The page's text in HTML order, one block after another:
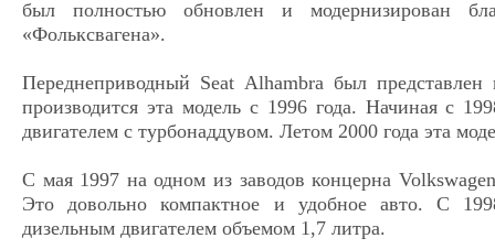
был полностью обновлен и модернизирован
«Фольксвагена».
Переднеприводный Seat Alhambra был
производится эта модель с 1996 года. Начиная с
двигателем с турбонаддувом. Летом 2000 года эта
С мая 1997 на одном из заводов концерна
Это довольно компактное и удобное авто. С
дизельным двигателем объемом 1,7 литра.